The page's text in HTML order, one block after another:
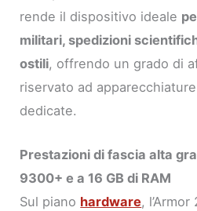
rende il dispositivo ideale
militari, spedizioni
ostili, offrendo un grado di
riservato ad
dedicate.
Prestazioni di fascia alta
9300+ e a 16 GB di RAM
Sul piano hardware,